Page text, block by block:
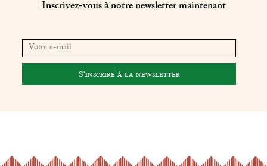
Inscrivez-vous à notre newsletter maintenant